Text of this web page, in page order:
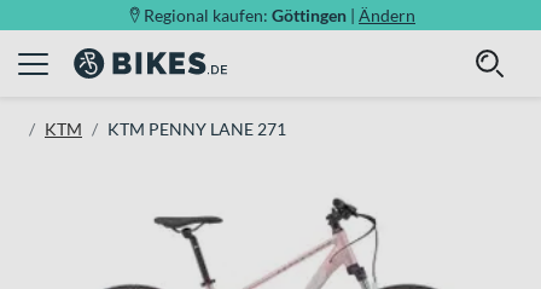
Regional kaufen: Göttingen | Ändern
KTM KTM PENNY LANE 271